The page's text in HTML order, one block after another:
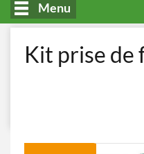
Menu
Kit prise de